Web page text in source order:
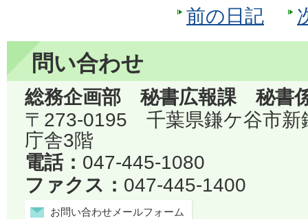
前の日記
問い合わせ
総務企画部 秘書広報課 秘書
〒273-0195 千葉県鎌ケ谷市
庁舎3階
電話： 047-445-1080
ファクス： 047-445-1400
お問い合わせメールフォーム